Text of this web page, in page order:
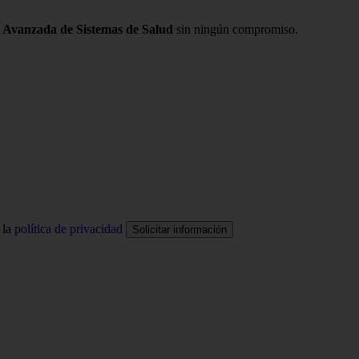
de Sistemas de Salud sin ningún compromiso.
política de privacidad Solicitar información